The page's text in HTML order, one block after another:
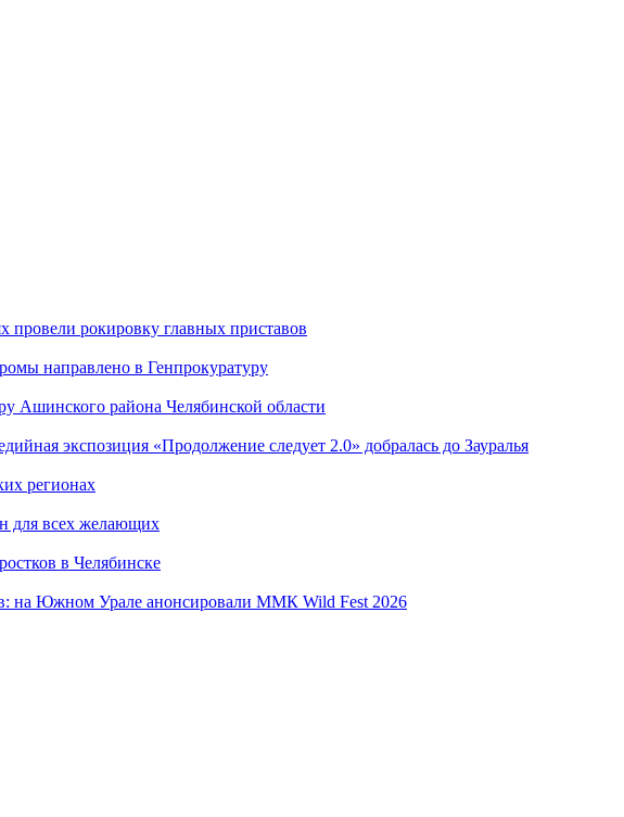
провели рокировку главных приставов
направлено в Генпрокуратуру
Ашинского района Челябинской области
экспозиция «Продолжение следует 2.0» добралась до Зауралья
регионах
для всех желающих
в Челябинске
на Южном Урале анонсировали ММК Wild Fest 2026